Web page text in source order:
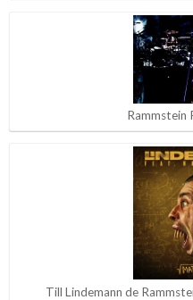
Rammstein
Till Lindemann de